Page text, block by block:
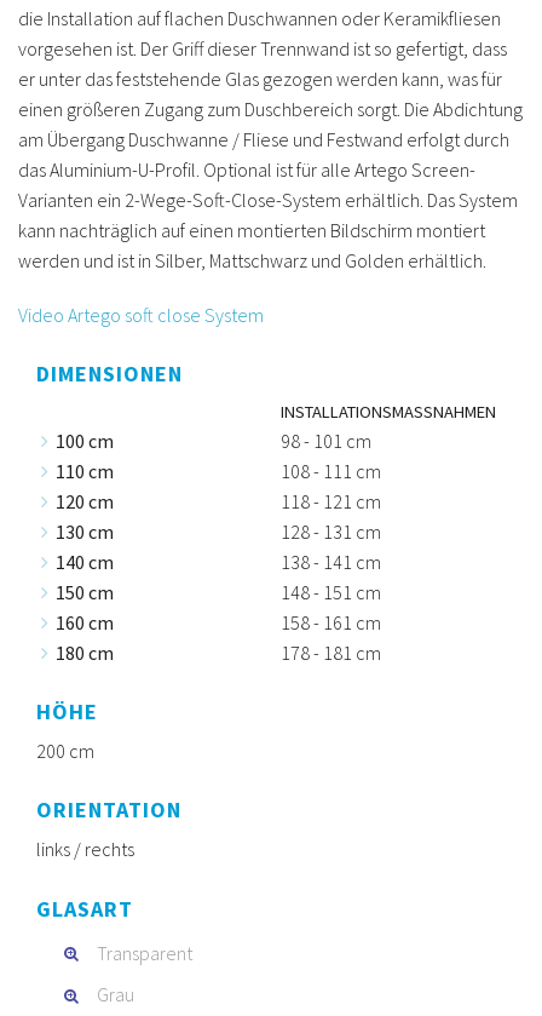
die Installation auf flachen Duschwannen oder Keramikfliesen
vorgesehen ist. Der Griff dieser Trennwand ist so gefertigt, dass
er unter das feststehende Glas gezogen werden kann, was für
einen größeren Zugang zum Duschbereich sorgt. Die Abdichtung
am Übergang Duschwanne / Fliese und Festwand erfolgt durch
das Aluminium-U-Profil. Optional ist für alle Artego Screen-
Varianten ein 2-Wege-Soft-Close-System erhältlich. Das System
kann nachträglich auf einen montierten Bildschirm montiert
werden und ist in Silber, Mattschwarz und Golden erhältlich.
Video Artego soft close System
DIMENSIONEN
INSTALLATIONSMASSNAHMEN
100 cm
98 - 101 cm
110 cm
108 - 111 cm
120 cm
118 - 121 cm
130 cm
128 - 131 cm
140 cm
138 - 141 cm
150 cm
148 - 151 cm
160 cm
158 - 161 cm
180 cm
178 - 181 cm
HÖHE
200 cm
ORIENTATION
links / rechts
GLASART
Transparent
Grau